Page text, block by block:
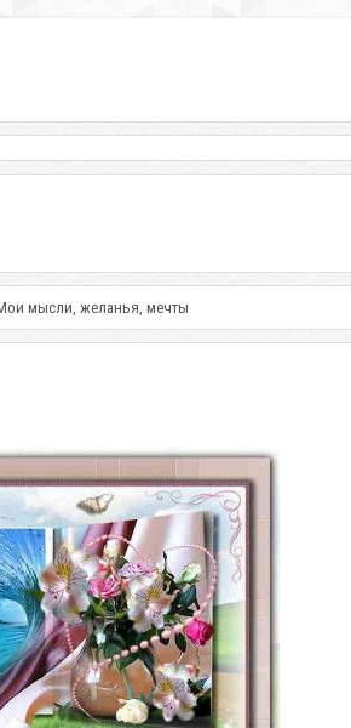
мысли, желанья, мечты